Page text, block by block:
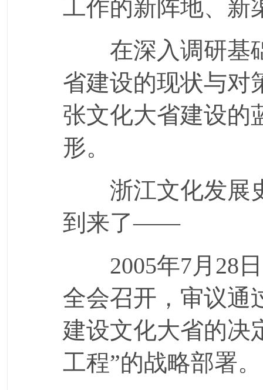
工作的新阵地、
在深入调研基础
省建设的现状与对
张文化大省建设的
形。
浙江文化发展史
到来了——
2005年7月28日
全会召开，审议通
建设文化大省的决
工程”的战略部署。